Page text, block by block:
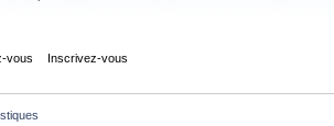
vous Inscrivez-vous